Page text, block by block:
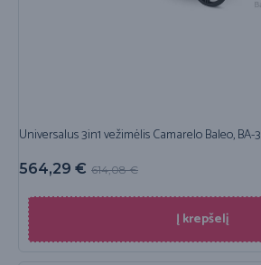
Universalus 3in1 vežimėlis Camarelo Baleo, BA-3
614,08€
564,29 €
Į krepšelį